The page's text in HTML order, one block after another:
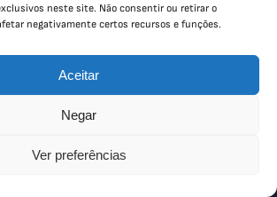
neste site. Não consentir ou retirar o
negativamente certos recursos e funções.
Aceitar
Negar
Ver preferências
Sobre nós
vem como uma empresa de
facilitando todo o processo
na aquisição de sistemas e
componentes.